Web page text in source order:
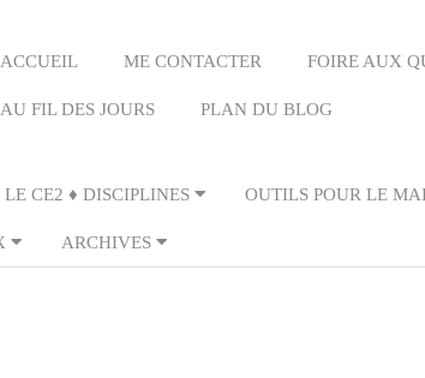
ACCUEIL ME CONTACTER FOIRE AUX
AU FIL DES JOURS PLAN DU BLOG
LE CE2 ♦ DISCIPLINES OUTILS POUR LE
ARCHIVES